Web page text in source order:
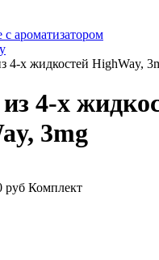
с ароматизатором
4-х жидкостей HighWay,
4-х
3mg
руб Комплект